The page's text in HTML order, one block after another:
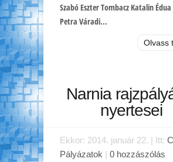
Szabó Eszter Tombacz Katalin
Petra Váradi...
Olvass
Narnia
nyertesei
Ekkor: 2014. január 22. | Itt:
Pályázatok | 0 hozzászólás